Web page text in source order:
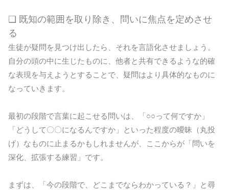
❏ 既知の範囲を取り除き、問いに焦点を定めさせ
る
生徒が疑問を見つけ出したら、それを言語化させましょう。
自分の頭の中に生じたものに、他者と共有できるような的確
な表現を与えようとすることで、疑問はより具体的なものに
なっていきます。
最初の段階で言葉に起こせる問いは、「○○って何ですか」
「どうして〇〇になるんですか」といった程度の曖昧（丸投
げ）なものに止まるかもしれませんが、ここからが「問いを
深化、拡張する練習」です。
まずは、「今の段階で、どこまでならわかっている？」と尋